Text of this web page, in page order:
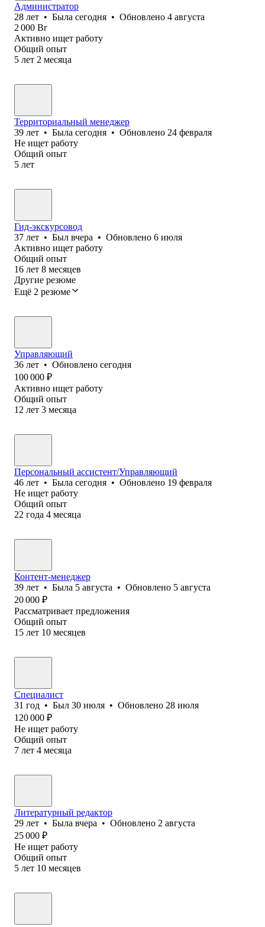
Администратор
28 лет • Была сегодня • Обновлено 4 августа
2 000 Br
Активно ищет работу
Общий опыт
5 лет 2 месяца
Территориальный менеджер
39 лет • Была сегодня • Обновлено 24 февраля
Не ищет работу
Общий опыт
5 лет
Гид-экскурсовод
37 лет • Был вчера • Обновлено 6 июля
Активно ищет работу
Общий опыт
16 лет 8 месяцев
Другие резюме
Ещё 2 резюме
Управляющий
36 лет • Обновлено сегодня
100 000 ₽
Активно ищет работу
Общий опыт
12 лет 3 месяца
Персональный ассистент/Управляющий
46 лет • Была сегодня • Обновлено 19 февраля
Не ищет работу
Общий опыт
22 года 4 месяца
Контент-менеджер
39 лет • Была 5 августа • Обновлено 5 августа
20 000 ₽
Рассматривает предложения
Общий опыт
15 лет 10 месяцев
Специалист
31 год • Был 30 июля • Обновлено 28 июля
120 000 ₽
Не ищет работу
Общий опыт
7 лет 4 месяца
Литературный редактор
29 лет • Была вчера • Обновлено 2 августа
25 000 ₽
Не ищет работу
Общий опыт
5 лет 10 месяцев